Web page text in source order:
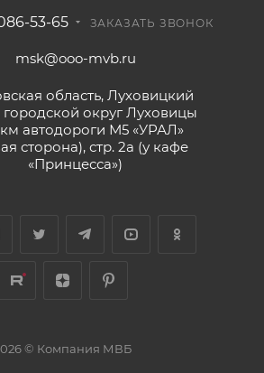
53-65 ЗАКАЗАТЬ ЗВОНОК
msk@ooo-mvb.ru
область, Луховицкий
городской округ Луховицы
км автодороги М5 «УРАЛ»
сторона), стр. 2а (у кафе
«‎Принцесса»)
© Компания МВБ